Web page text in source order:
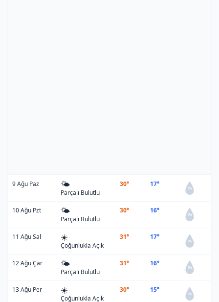
9 Ağu Paz 🌤️
Parçalı Bulutlu
30° 17°
0%
10 Ağu Pzt 🌤️
Parçalı Bulutlu
30° 16°
0%
11 Ağu Sal ☀️
Çoğunlukla Açık
31° 17°
0%
12 Ağu Çar 🌤️
Parçalı Bulutlu
31° 16°
0%
13 Ağu Per ☀️
Çoğunlukla Açık
30° 15°
0%